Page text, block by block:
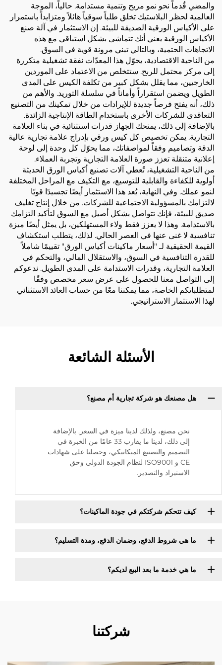
والمضي قُدماً نحو نمو مربح وتنمية مستدامة. حالياً، الموجة
العالمية لحظر البلاستيك تخلق طلباً سوقياً هائلاً ومتزايداً باستمرار
على الأكياس الورقية الصديقة للبيئة. إن الاستثمار في آلة صنع
الأكياس الورقية يعني أنك تتماشى بشكل استباقي مع هذه
الاتجاهات الحتمية، وبالتالي تبني مرونة قوية في السوق.
من الناحية الاقتصادية، يحوّل هذا المعدّات نفقة تشغيلية متكررة
إلى مركز محتمل للربح. ستتخلص من الاعتماد على الموردين
الخارجيين، مما يقلل بشكل كبير من تكلفة الكيس على المدى
الطويل ويضمن استقراراً وأماناً في سلسلة التوريد. والأهم من
ذلك، أنه يفتح فرصاً جديدة للإيرادات من خلال تمكينك من التصنيع
التعاقدى للشركات الأخرى باستخدام الطاقة الإنتاجية الزائدة.
بالإضافة إلى ذلك، يمنحك الجهاز قدرات استثنائية في بناء العلامة
التجارية. يمكن تخصيص كل كيس ورقي بإدراج علامة تجارية عالية
الدقة وتصاميم وفقاً لمواصفاتك، مما يحوّل كل وحدة إلى لوحة
إعلانية متنقلة تعزز صورة العلامة التجارية وتجربة العملاء.
من الناحية التشغيلية، تُعطي آلات تصنيع أكياس الورق الحديثة
أولوية للكفاءة والقابلية للتوسيع، مع التكيف مع المراحل المختلفة
لنمو عملك. وفي النهاية، يُعد هذا الاستثمار أيضًا تجسيدًا قويًا
لالتزامك بالمسؤولية الاجتماعية للشركات. من خلال إنتاج تغليف
صديق للبيئة، فإنك تتواصل بشكل أصيل مع السوق لتأكيد التزامك
بالاستدامة. وهذا لا يعزز فقط ولاء المستهلكين، بل يمثل أيضًا ميزة
تنافسية لا غنى عنها في العصر الحالي. لذلك، يتطلب استكشاف
القيمة الحقيقية لـ "أسعار ماكينات أكياس الورق" تقييمًا شاملاً
للقدرة التنافسية في السوق، والاستقلال المالي، والتحكم في
العلامة التجارية، وقدرات الاستدامة على المدى الطويل. ندعوكم
إلى التواصل معنا للحصول على عرض سعر مخصص وفقًا
لمتطلباتكم الخاصة، مما يمكننا معًا من حساب العائد الاستثنائي
لهذا الاستثمار الاستراتيجي.
الأسئلة الشائعة
هل مصنعك هو شركة تجارية أم مصنع؟
نحن مصنع، ولذلك لدينا ميزة في السعر. بالإضافة
إلى ذلك، لدينا ما يقارب 33 عامًا من الخبرة في
التصميم والتصنيع الميكانيكي، وحصلنا على شهادات
CE و ISO9001 لنظام الجودة الدولي وحق
الاستيراد والتصدير.
كيف تتحكم شركتكم في جودة الماكينات؟
ما هي شروط الدفع، وضمان الدفع، ومدة التسليم؟
ما هي خدمة ما بعد البيع لديكم؟
شركتنا